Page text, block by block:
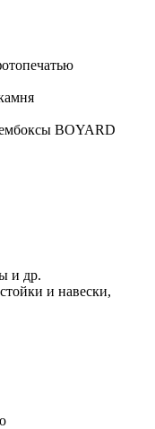
BOYARD
и др.
и навески,